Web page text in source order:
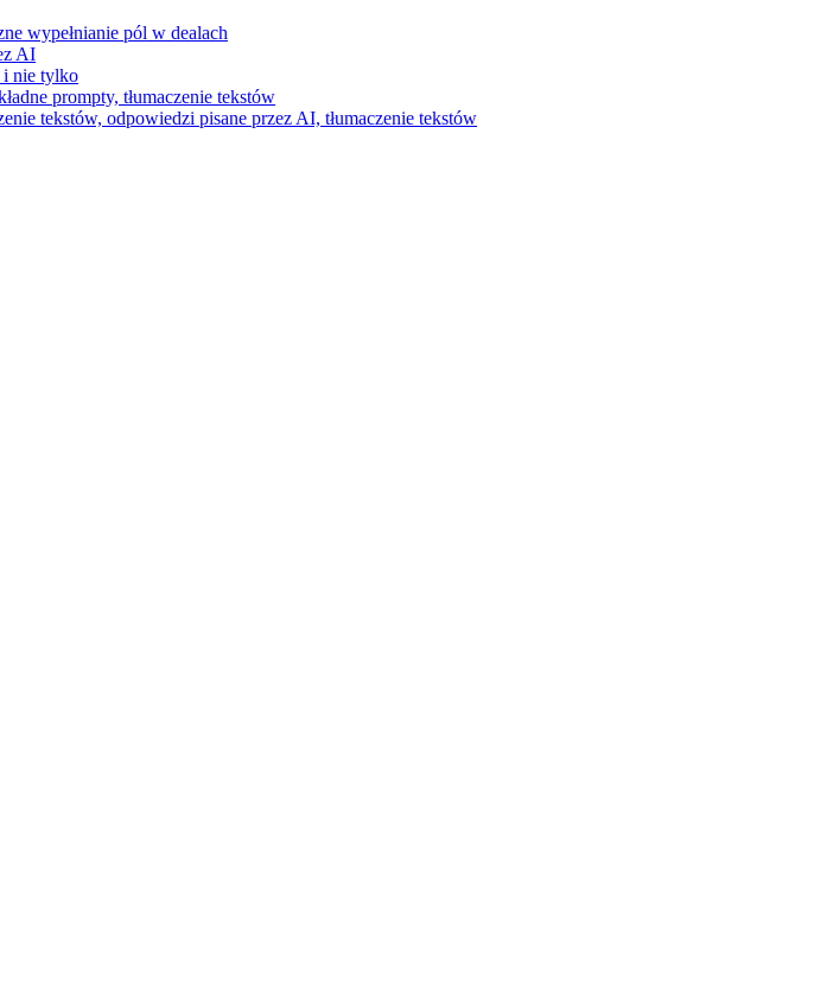
wypełnianie pól w dealach
AI
i nie tylko
prompty, tłumaczenie tekstów
tekstów, odpowiedzi pisane przez AI, tłumaczenie tekstów